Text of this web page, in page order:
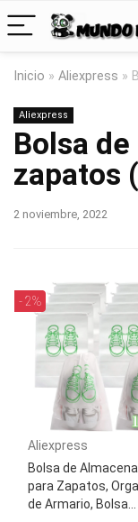
Inicio » Aliexpress »
Aliexpress
Bolsa
zapatos
2 noviembre, 2022
- 2%
Aliexpress
Bolsa de
para Zapatos,
de Armario, Bolsa...